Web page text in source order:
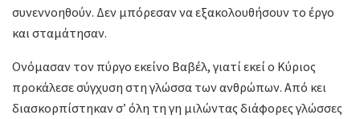
συνεννοηθούν. Δεν μπόρεσαν να εξακολουθήσουν το έργο
και σταμάτησαν.
Ονόμασαν τον πύργο εκείνο Βαβέλ, γιατί εκεί ο Κύριος
προκάλεσε σύγχυση στη γλώσσα των ανθρώπων. Από κει
διασκορπίστηκαν σ’ όλη τη γη μιλώντας διάφορες γλώσσες